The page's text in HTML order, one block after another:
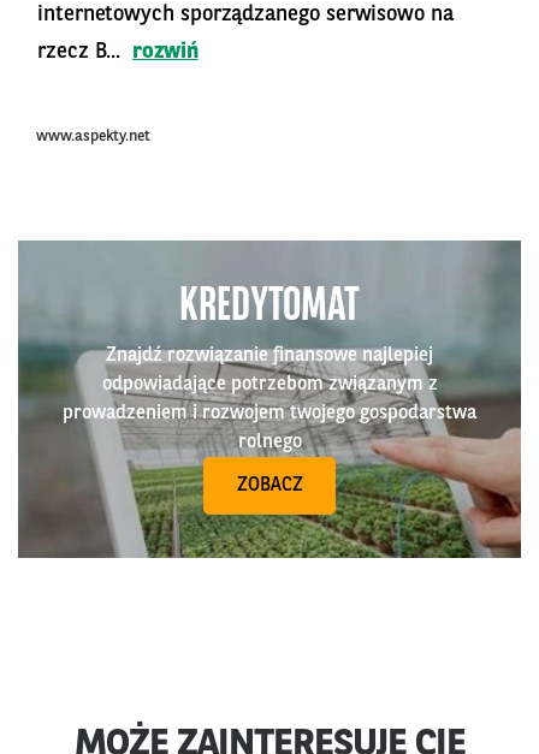
internetowych sporządzanego serwisowo na
rzecz B...
rozwiń
www.aspekty.net
KREDYTOMAT
Znajdź rozwiązanie finansowe najlepiej
odpowiadające potrzebom związanym z
prowadzeniem i rozwojem twojego gospodarstwa
rolnego
ZOBACZ
MOŻE ZAINTERESUJE CIĘ